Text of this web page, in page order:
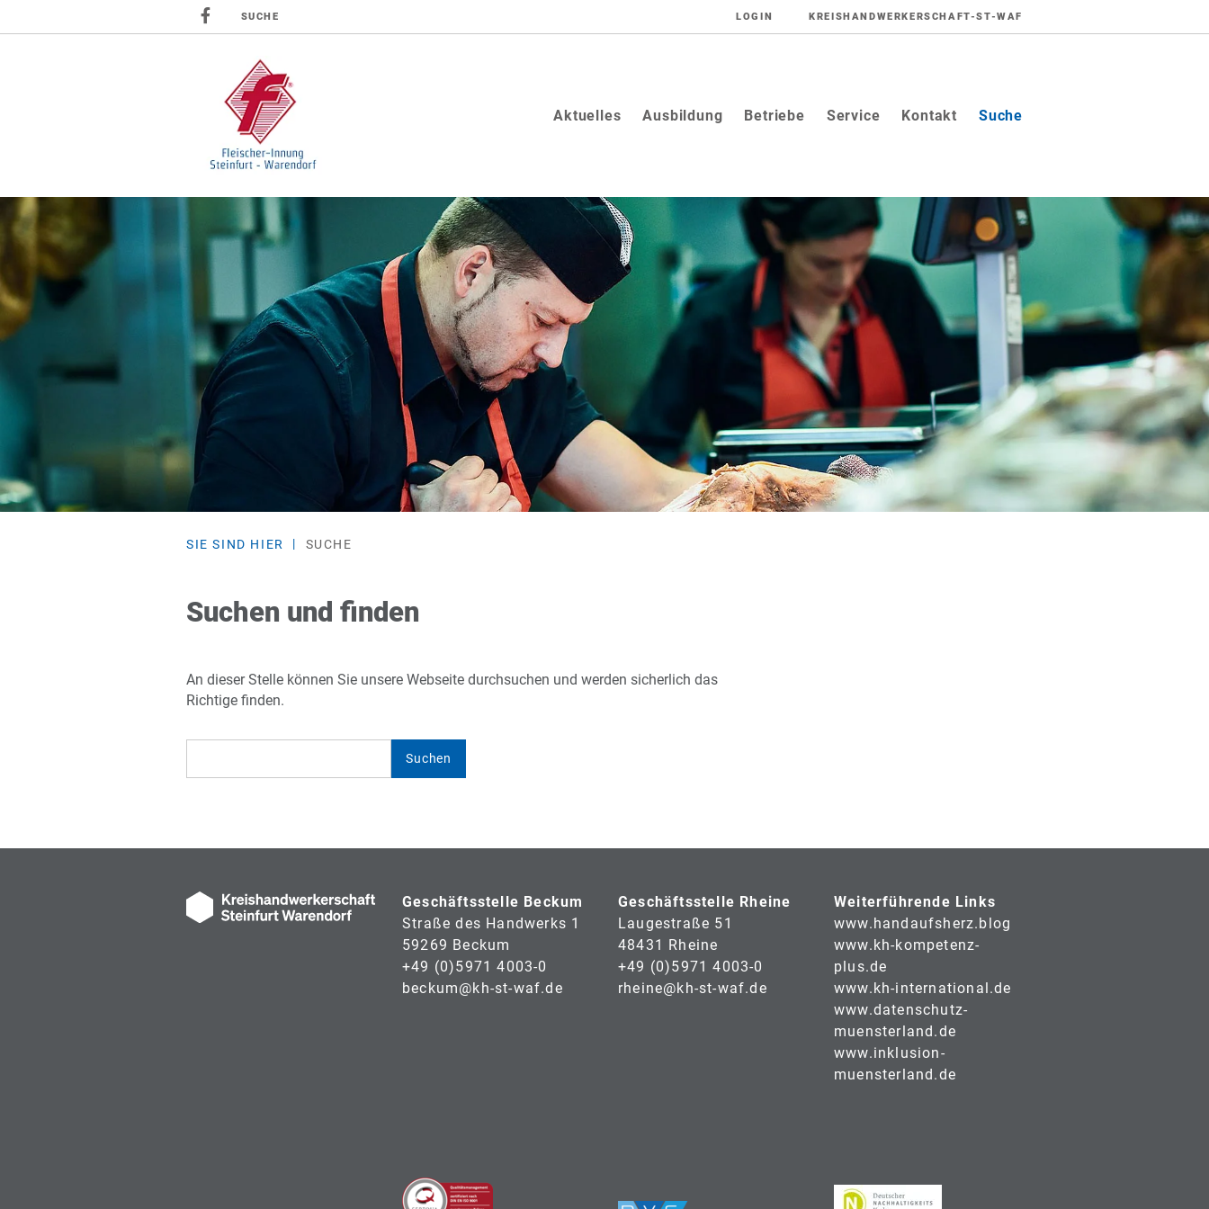
SUCHE LOGIN KREISHANDWERKERSCHAFT-ST-WAF
Aktuelles Ausbildung Betriebe Service Kontakt Suche
SIE SIND HIER SUCHE
Suchen und finden
An dieser Stelle können Sie unsere Webseite durchsuchen und werden sicherlich das
Richtige finden.
Geschäftsstelle Beckum
Straße des Handwerks 1
59269 Beckum
+49 (0)5971 4003-0
beckum@kh-st-waf.de
Geschäftsstelle Rheine
Laugestraße 51
48431 Rheine
+49 (0)5971 4003-0
rheine@kh-st-waf.de
Weiterführende Links
www.handaufsherz.blog
www.kh-kompetenz-
plus.de
www.kh-international.de
www.datenschutz-
muensterland.de
www.inklusion-
muensterland.de